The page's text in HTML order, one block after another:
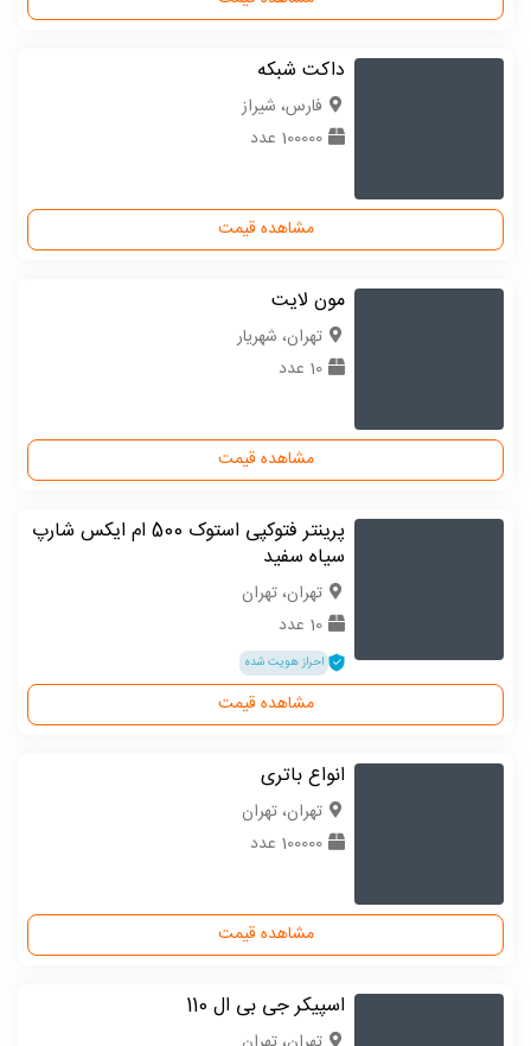
داکت شبکه
فارس، شیراز
100000 عدد
مشاهده قیمت
مون لایت
تهران، شهریار
10 عدد
مشاهده قیمت
پرینتر فتوکپی استوک 500 ام ایکس شارپ
سیاه سفید
تهران، تهران
10 عدد
احراز هویت شده
مشاهده قیمت
انواع باتری
تهران، تهران
100000 عدد
مشاهده قیمت
اسپیکر جی بی ال 110